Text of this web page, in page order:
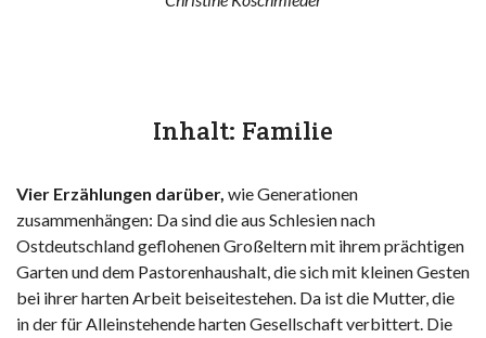
Inhalt: Familie
Vier Erzählungen darüber, wie Generationen
zusammenhängen: Da sind die aus Schlesien nach
Ostdeutschland geflohenen Großeltern mit ihrem prächtigen
Garten und dem Pastorenhaushalt, die sich mit kleinen Gesten
bei ihrer harten Arbeit beiseitestehen. Da ist die Mutter, die
in der für Alleinstehende harten Gesellschaft verbittert. Die